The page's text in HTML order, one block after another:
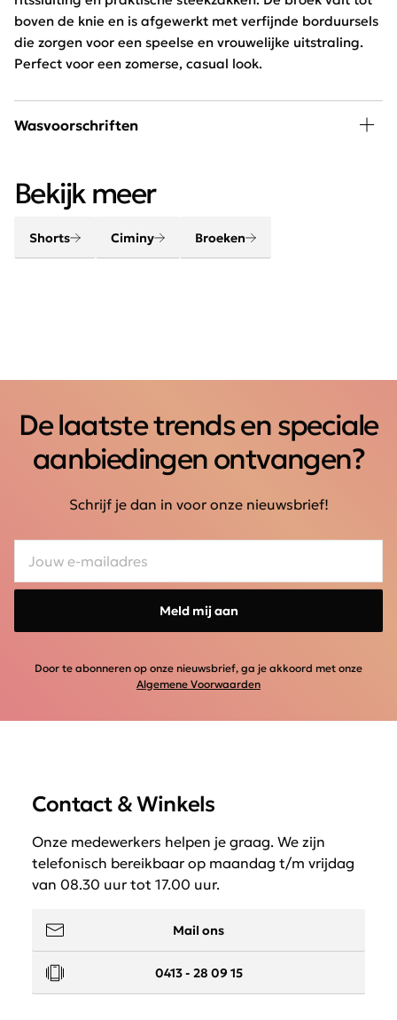
boven de knie en is afgewerkt met verfijnde borduursels
die zorgen voor een speelse en vrouwelijke uitstraling.
Perfect voor een zomerse, casual look.
Wasvoorschriften
Bekijk meer
Shorts Ciminy Broeken
De laatste trends en speciale
aanbiedingen ontvangen?
Schrijf je dan in voor onze nieuwsbrief!
Meld mij aan
Door te abonneren op onze nieuwsbrief, ga je akkoord met onze
Algemene Voorwaarden
Contact & Winkels
Onze medewerkers helpen je graag. We zijn
telefonisch bereikbaar op maandag t/m vrijdag
van 08.30 uur tot 17.00 uur.
Mail ons
0413 - 28 09 15